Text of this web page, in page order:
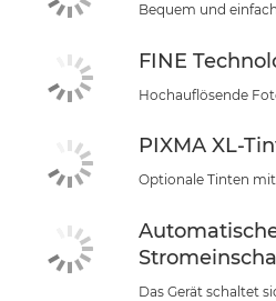
Bequem und
FINE
Hochauflösende
PIXMA XL-
Optionale Tinten
Das Gerät schaltet